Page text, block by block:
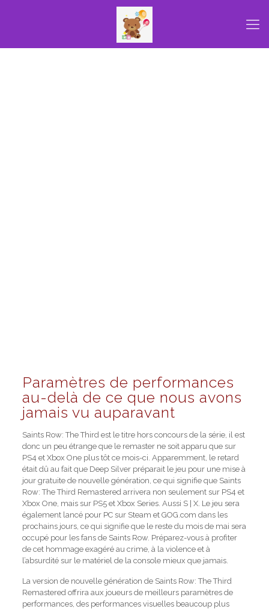
Paramètres de performances
au-delà de ce que nous avons
jamais vu auparavant
Saints Row: The Third est le titre hors concours de la série, il est
donc un peu étrange que le remaster ne soit apparu que sur
PS4 et Xbox One plus tôt ce mois-ci. Apparemment, le retard
était dû au fait que Deep Silver préparait le jeu pour une mise à
jour gratuite de nouvelle génération, ce qui signifie que Saints
Row: The Third Remastered arrivera non seulement sur PS4 et
Xbox One, mais sur PS5 et Xbox Series. Aussi S | X. Le jeu sera
également lancé pour PC sur Steam et GOG.com dans les
prochains jours, ce qui signifie que le reste du mois de mai sera
occupé pour les fans de Saints Row. Préparez-vous à profiter
de cet hommage exagéré au crime, à la violence et à
l’absurdité sur le matériel de la console mieux que jamais.
La version de nouvelle génération de Saints Row: The Third
Remastered offrira aux joueurs de meilleurs paramètres de
performances, des performances visuelles beaucoup plus